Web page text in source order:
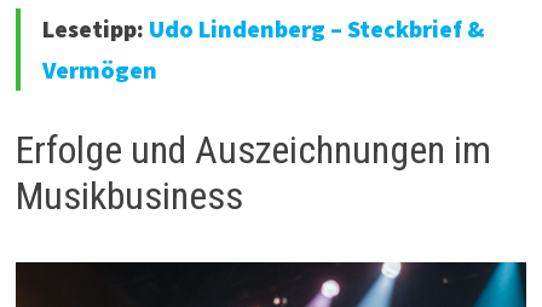
Lesetipp: Udo Lindenberg – Steckbrief &
Vermögen
Erfolge und Auszeichnungen im
Musikbusiness